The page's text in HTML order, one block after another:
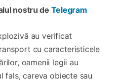
nostru de Telegram
au verificat
cu caracteristicele
oamenii legii au
fals, careva obiecte sau